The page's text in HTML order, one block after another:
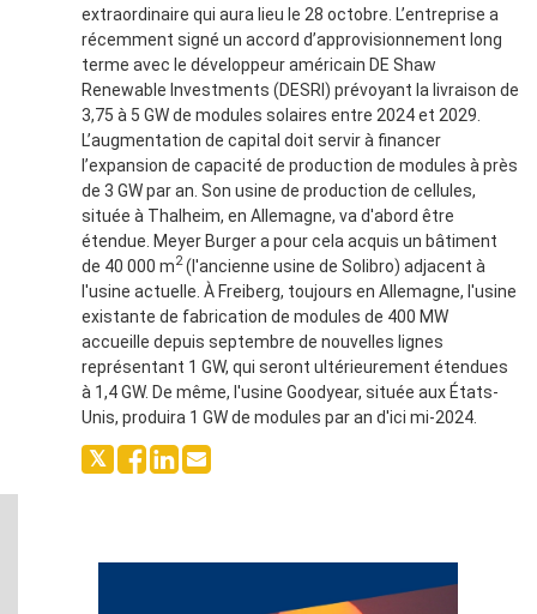
extraordinaire qui aura lieu le 28 octobre. L’entreprise a
récemment signé un accord d’approvisionnement long
terme avec le développeur américain DE Shaw
Renewable Investments (DESRI) prévoyant la livraison de
3,75 à 5 GW de modules solaires entre 2024 et 2029.
L’augmentation de capital doit servir à financer
l’expansion de capacité de production de modules à près
de 3 GW par an. Son usine de production de cellules,
située à Thalheim, en Allemagne, va d'abord être
étendue. Meyer Burger a pour cela acquis un bâtiment
de 40 000 m2(l'ancienne usine de Solibro) adjacent à
l'usine actuelle. À Freiberg, toujours en Allemagne, l'usine
existante de fabrication de modules de 400 MW
accueille depuis septembre de nouvelles lignes
représentant 1 GW, qui seront ultérieurement étendues
à 1,4 GW. De même, l'usine Goodyear, située aux États-
Unis, produira 1 GW de modules par an d'ici mi-2024.